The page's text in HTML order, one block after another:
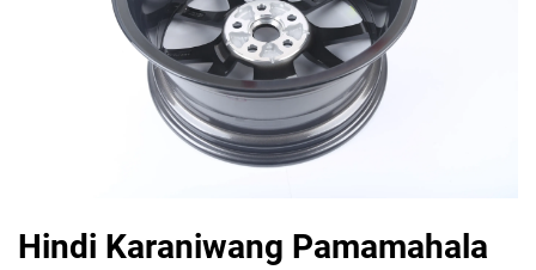
Hindi Karaniwang Pamamahala